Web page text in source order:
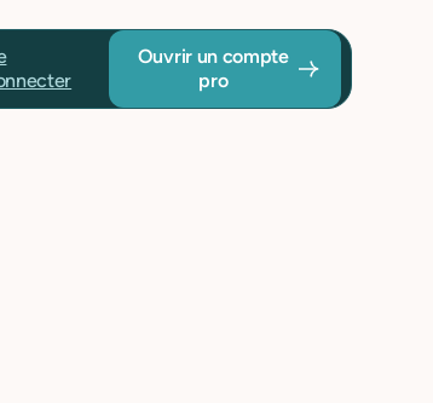
Ouvrir un compte
pro